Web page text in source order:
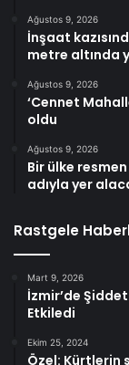
Ağustos 9, 2026
İnşaat
metre altında
Ağustos 9, 2026
‘Cennet
oldu
Ağustos 9, 2026
Bir ülke
adıyla yer
Rastgele
Mart 9, 2026
İzmir’de
Etkiledi
Ekim 25, 2024
Özel: Kürtlerin